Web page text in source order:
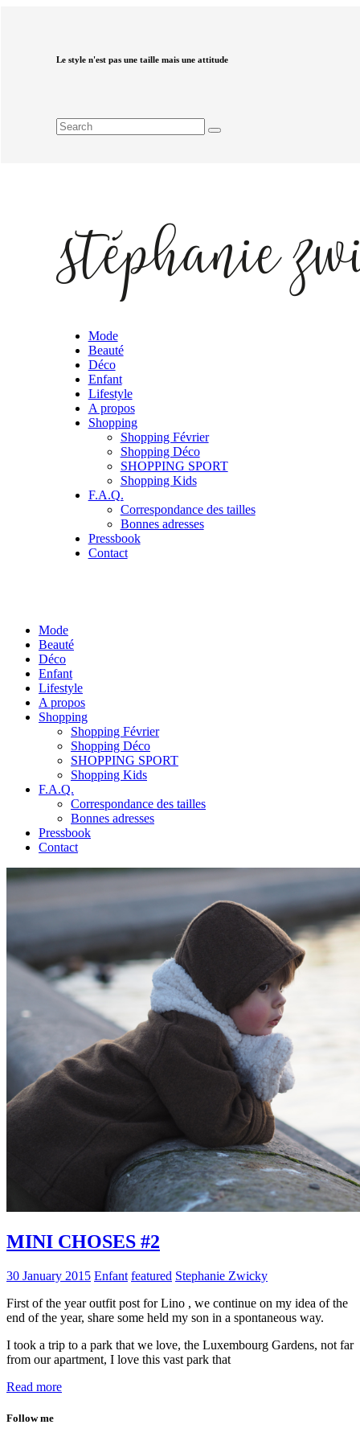
Le style n'est pas une taille mais une attitude
Mode
Beauté
Déco
Enfant
Lifestyle
A propos
Shopping
Shopping Février
Shopping Déco
SHOPPING SPORT
Shopping Kids
F.A.Q.
Correspondance des tailles
Bonnes adresses
Pressbook
Contact
Mode
Beauté
Déco
Enfant
Lifestyle
A propos
Shopping
Shopping Février
Shopping Déco
SHOPPING SPORT
Shopping Kids
F.A.Q.
Correspondance des tailles
Bonnes adresses
Pressbook
Contact
MINI CHOSES #2
30 January 2015 Enfant featured Stephanie Zwicky
First of the year outfit post for Lino , we continue on my idea of the
end of the year, share some held my son in a spontaneous way.
I took a trip to a park that we love, the Luxembourg Gardens, not far
from our apartment, I love this vast park that
Read more
Follow me